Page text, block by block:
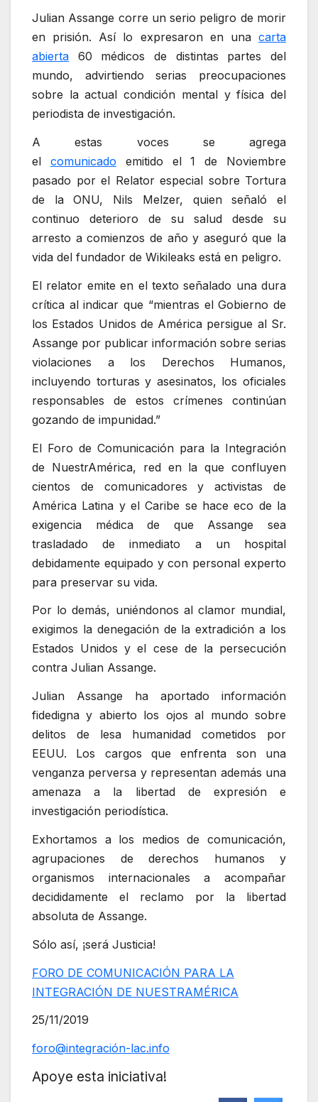
Julian Assange corre un serio peligro de morir
en prisión. Así lo expresaron en una carta
abierta 60 médicos de distintas partes del
mundo, advirtiendo serias preocupaciones
sobre la actual condición mental y física del
periodista de investigación.
A estas voces se agrega
el comunicado emitido el 1 de Noviembre
pasado por el Relator especial sobre Tortura
de la ONU, Nils Melzer, quien señaló el
continuo deterioro de su salud desde su
arresto a comienzos de año y aseguró que la
vida del fundador de Wikileaks está en peligro.
El relator emite en el texto señalado una dura
crítica al indicar que “mientras el Gobierno de
los Estados Unidos de América persigue al Sr.
Assange por publicar información sobre serias
violaciones a los Derechos Humanos,
incluyendo torturas y asesinatos, los oficiales
responsables de estos crímenes continúan
gozando de impunidad.”
El Foro de Comunicación para la Integración
de NuestrAmérica, red en la que confluyen
cientos de comunicadores y activistas de
América Latina y el Caribe se hace eco de la
exigencia médica de que Assange sea
trasladado de inmediato a un hospital
debidamente equipado y con personal experto
para preservar su vida.
Por lo demás, uniéndonos al clamor mundial,
exigimos la denegación de la extradición a los
Estados Unidos y el cese de la persecución
contra Julian Assange.
Julian Assange ha aportado información
fidedigna y abierto los ojos al mundo sobre
delitos de lesa humanidad cometidos por
EEUU. Los cargos que enfrenta son una
venganza perversa y representan además una
amenaza a la libertad de expresión e
investigación periodística.
Exhortamos a los medios de comunicación,
agrupaciones de derechos humanos y
organismos internacionales a acompañar
decididamente el reclamo por la libertad
absoluta de Assange.
Sólo así, ¡será Justicia!
FORO DE COMUNICACIÓN PARA LA
INTEGRACIÓN DE NUESTRAMÉRICA
25/11/2019
foro@integración-lac.info
Apoye esta iniciativa!